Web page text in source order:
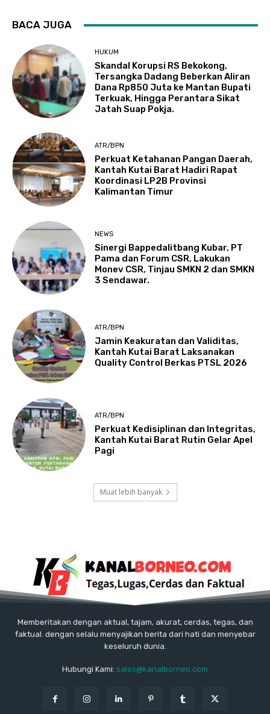
BACA JUGA
HUKUM
Skandal Korupsi RS Bekokong,
Tersangka Dadang Beberkan Aliran
Dana Rp850 Juta ke Mantan Bupati
Terkuak, Hingga Perantara Sikat
Jatah Suap Pokja.
ATR/BPN
Perkuat Ketahanan Pangan Daerah,
Kantah Kutai Barat Hadiri Rapat
Koordinasi LP2B Provinsi
Kalimantan Timur
NEWS
Sinergi Bappedalitbang Kubar, PT
Pama dan Forum CSR, Lakukan
Monev CSR, Tinjau SMKN 2 dan SMKN
3 Sendawar.
ATR/BPN
Jamin Keakuratan dan Validitas,
Kantah Kutai Barat Laksanakan
Quality Control Berkas PTSL 2026
ATR/BPN
Perkuat Kedisiplinan dan Integritas,
Kantah Kutai Barat Rutin Gelar Apel
Pagi
Muat lebih banyak
Memberitakan dengan aktual, tajam, akurat, cerdas, tegas, dan
faktual. dengan selalu menyajikan berita dari hati dan menyebar
keseluruh dunia.
Hubungi Kami: sales@kanalborneo.com